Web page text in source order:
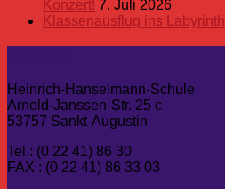
Konzert! 7. Juli 2026
Klassenausflug ins Labyrinth
Heinrich-Hanselmann-Schule
Arnold-Janssen-Str. 25 c
53757 Sankt-Augustin
Tel.: (0 22 41) 86 30
FAX : (0 22 41) 86 33 03